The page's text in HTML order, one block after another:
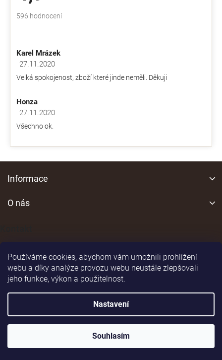
Používáme cookies, abychom vám umožnili prohlížení
webu a díky analýze provozu webu neustále zlepšovali
jeho funkce, výkon a použitelnost.
Nastavení
Souhlasím
r
v
ý
Průměrné
obchodu
4,9
hvězdiček.
596 hodnocení
Karel Mrázek
Hodnocení obchodu je 5 z 5 hvězdiček.
27.11.2020
Velká spokojenost, zboží které jinde neměli. Děkuji
Honza
Hodnocení obchodu je 5 z 5 hvězdiček.
27.11.2020
Všechno ok.
Informace
O nás
Copyright 2026vsepromyslivost.eu. Všechna práva
Upravit nastavení cookies